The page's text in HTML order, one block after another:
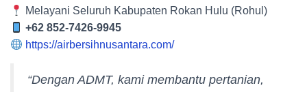
Melayani Seluruh Kabupaten Rokan Hulu (Rohul)
+62 852-7426-9945
https://airbersihnusantara.com/
“Dengan ADMT, kami membantu pertanian,